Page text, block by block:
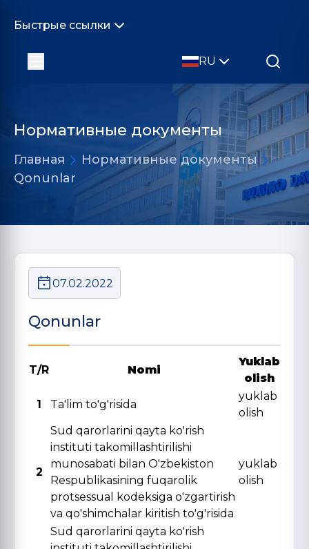
Быстрые ссылки
RU
Нормативные документы
Главная
Нормативные документы
Qonunlar
07.02.2022
Qonunlar
T/R Nomi
Yuklab
olish
1
Ta'lim to'g'risida
yuklab
olish
2
Sud qarorlarini qayta ko'rish
instituti takomillashtirilishi
munosabati bilan O'zbekiston
Respublikasining fuqarolik
protsessual kodeksiga o'zgartirish
va qo'shimchalar kiritish to'g'risida
yuklab
olish
Sud qarorlarini qayta ko'rish